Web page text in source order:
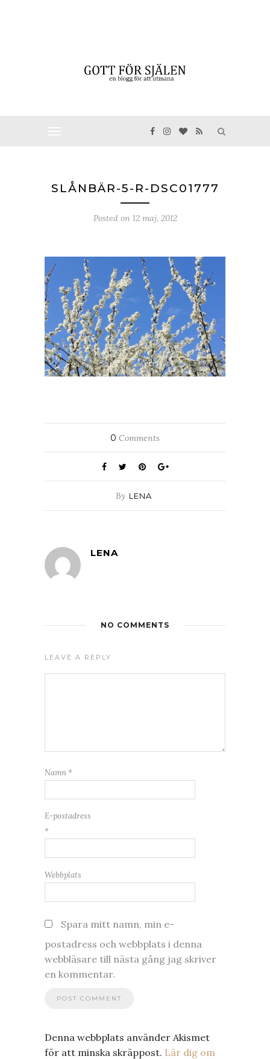
SLÅNBÄR-5-R-DSC01777
Posted on 12 maj, 2012
0 Comments
By LENA
LENA
NO COMMENTS
LEAVE A REPLY
Namn *
E-postadress
*
Webbplats
Spara mitt namn, min e-
postadress och webbplats i denna
webbläsare till nästa gång jag skriver
en kommentar.
Denna webbplats använder Akismet
för att minska skräppost. Lär dig om